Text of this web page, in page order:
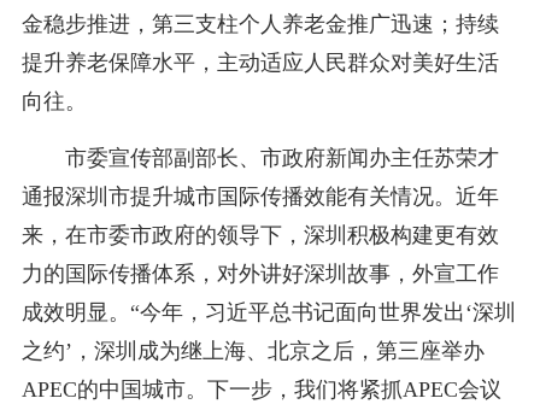
金稳步推进，第三支柱个人养老金推广迅速；持续
提升养老保障水平，主动适应人民群众对美好生活
向往。
市委宣传部副部长、市政府新闻办主任苏荣才
通报深圳市提升城市国际传播效能有关情况。近年
来，在市委市政府的领导下，深圳积极构建更有效
力的国际传播体系，对外讲好深圳故事，外宣工作
成效明显。“今年，习近平总书记面向世界发出‘深圳
之约’，深圳成为继上海、北京之后，第三座举办
APEC的中国城市。下一步，我们将紧抓APEC会议